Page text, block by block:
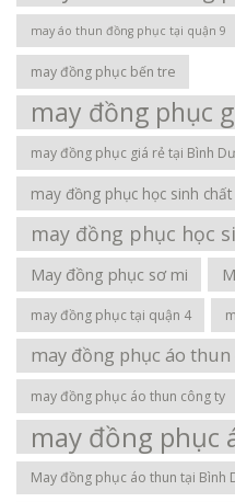
may áo thun đồng phục tại quận 9
may đồng phục bến tre
may đồng phục
may đồng phục giá rẻ tại Bình
may đồng phục học sinh
may đồng phục học
May đồng phục sơ mi
may đồng phục tại quận 4
may đồng phục áo
may đồng phục áo thun công ty
may đồng phục
May đồng phục áo thun tại Bình